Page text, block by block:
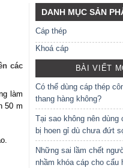
các
làm
50 m
DANH MỤC SẢN
Cáp thép
Khoá cáp
BÀI VIẾT
Có thể dùng cáp thép
thang hàng không?
Tại sao không nên dùng
bị hoen gỉ dù chưa đứt
Những sai lầm chết
nhầm khóa cáp cho cẩu